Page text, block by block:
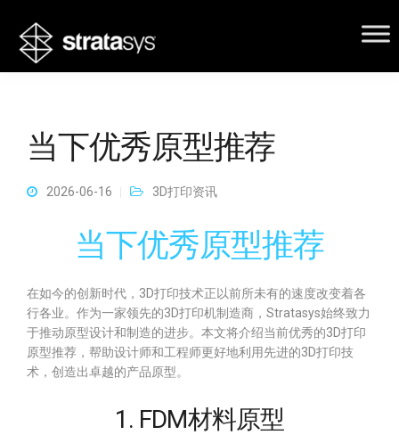
当下优秀原型推荐
2026-06-16 3D打印资讯
当下优秀原型推荐
在如今的创新时代，3D打印技术正以前所未有的速度改变着各
行各业。作为一家领先的3D打印机制造商，Stratasys始终致力
于推动原型设计和制造的进步。本文将介绍当前优秀的3D打印
原型推荐，帮助设计师和工程师更好地利用先进的3D打印技
术，创造出卓越的产品原型。
1. FDM材料原型